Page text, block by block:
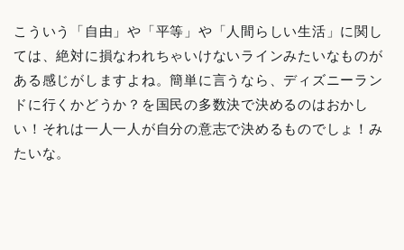
こういう「自由」や「平等」や「人間らしい生活」に関し
ては、絶対に損なわれちゃいけないラインみたいなものが
ある感じがしますよね。簡単に言うなら、ディズニーラン
ドに行くかどうか？を国民の多数決で決めるのはおかし
い！それは一人一人が自分の意志で決めるものでしょ！み
たいな。